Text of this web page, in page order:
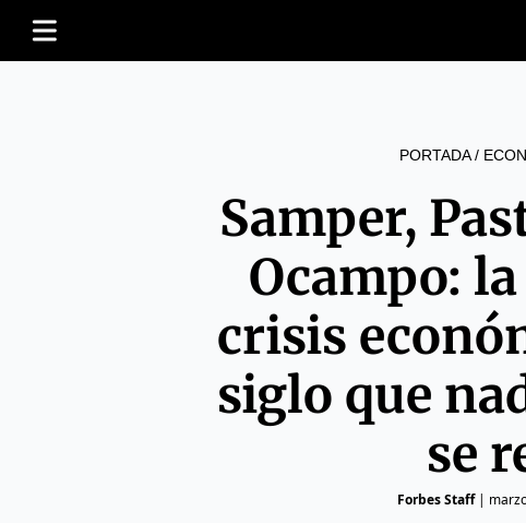
PORTADA/
Samper,
Ocampo:
crisis
siglo que
se
Forbes Staff|